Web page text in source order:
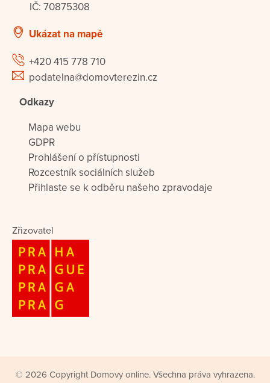
IČ: 70875308
Ukázat na mapě
+420 415 778 710
podatelna@domovterezin.cz
Odkazy
Mapa webu
GDPR
Prohlášení o přístupnosti
Rozcestník sociálních služeb
Přihlaste se k odběru našeho zpravodaje
Zřizovatel
© 2026 Copyright Domovy online. Všechna práva vyhrazena.